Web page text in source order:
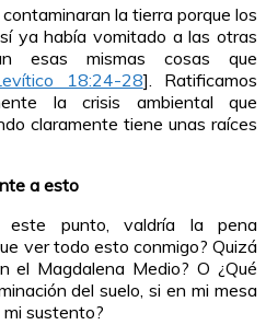
la tierra porque los
ya había vomitado a las otras
esas mismas cosas que
18:24-28]. Ratificamos
la crisis ambiental que
claramente tiene unas raíces
a esto
punto, valdría la pena
ver todo esto conmigo? Quizá
el Magdalena Medio? O ¿Qué
del suelo, si en mi mesa
sustento?